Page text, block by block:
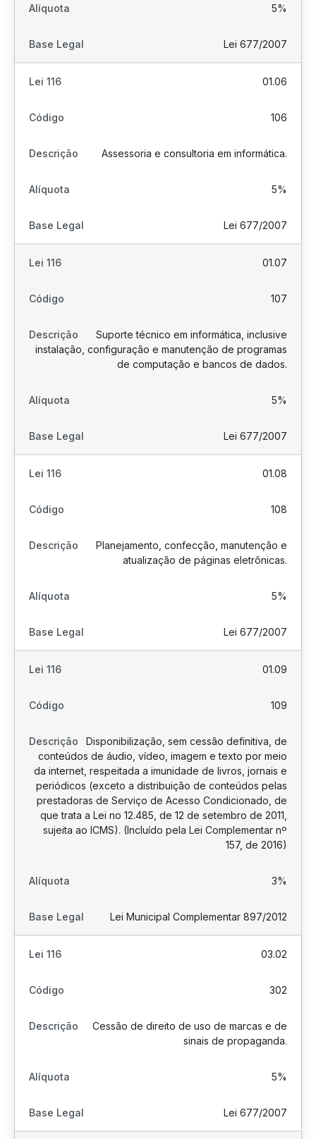
5%
Lei 677/2007
01.06
106
Assessoria e consultoria em informática.
5%
Lei 677/2007
01.07
107
Suporte técnico em informática, inclusive
instalação, configuração e manutenção de programas
de computação e bancos de dados.
5%
Lei 677/2007
01.08
108
Planejamento, confecção, manutenção e
atualização de páginas eletrônicas.
5%
Lei 677/2007
01.09
109
Disponibilização, sem cessão definitiva, de
conteúdos de áudio, vídeo, imagem e texto por meio
da internet, respeitada a imunidade de livros, jornais e
periódicos (exceto a distribuição de conteúdos pelas
prestadoras de Serviço de Acesso Condicionado, de
que trata a Lei no 12.485, de 12 de setembro de 2011,
sujeita ao ICMS). (Incluído pela Lei Complementar nº
157, de 2016)
3%
Lei Municipal Complementar 897/2012
03.02
302
Cessão de direito de uso de marcas e de
sinais de propaganda.
5%
Lei 677/2007